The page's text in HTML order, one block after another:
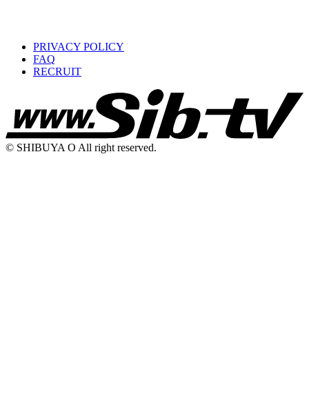
PRIVACY POLICY
FAQ
RECRUIT
© SHIBUYA O All right reserved.